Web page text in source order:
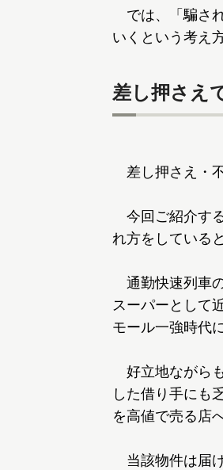
では、「騙さ
いくという考え
差し押さえ
差し押さえ・
今回ご紹介す
れ方をしている
通勤快速列車
スーパーとして
モール一強時代
好立地ながら
した借り手にも
を高値で売る店
当該物件は届